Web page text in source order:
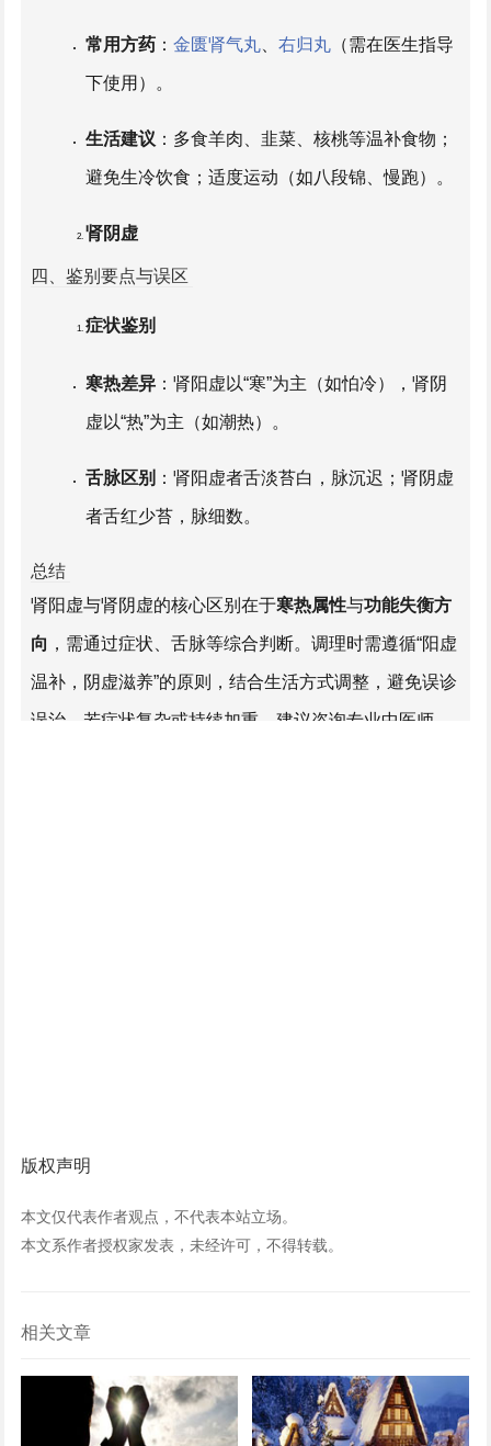
易发人群：青中年群体（尤其女性更易因经期、
孕产耗伤阴血）、长期用脑过度者。
常用方药： 金匮肾气丸、 右归丸（需在医生指导
下使用）。
生活建议 ：多食羊肉、韭菜、核桃等温补食物；
避免生冷饮食；适度运动（如八段锦、慢跑）。
肾阴虚
治则：滋补肾阴，清降虚火。
用）。
物；避免辛辣燥热食物；保证充足睡眠。
四、鉴别要点与误区
症状鉴别
寒热差异：肾阳虚以“寒”为主（如怕冷），肾阴
虚以“热”为主（如潮热）。
舌脉区别 ：肾阳虚者舌淡苔白，脉沉迟；肾阴虚
者舌红少苔，脉细数。
盲目进补 ：误将肾阳虚当作肾阴虚治疗（如用六
味地黄丸补阳虚），可能加重症状。
忽视诱因：仅依赖药物，不调整生活习惯（如持
总结
肾阳虚与肾阴虚的核心区别在于寒热属性与功能失衡方
向 ，需通过症状、舌脉等综合判断。调理时需遵循“阳虚
温补，阴虚滋养”的原则，结合生活方式调整，避免误诊
误治。若症状复杂或持续加重，建议咨询专业中医师。
版权声明
本文仅代表作者观点，不代表本站立场。
本文系作者授权家发表，未经许可，不得转载。
相关文章